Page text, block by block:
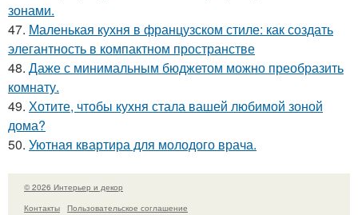
зонами.
47. Маленькая кухня в французском стиле: как создать
элегантность в компактном пространстве
48. Даже с минимальным бюджетом можно преобразить
комнату.
49. Хотите, чтобы кухня стала вашей любимой зоной
дома?
50. Уютная квартира для молодого врача.
© 2026 Интерьер и декор
Контакты
Пользовательское соглашение